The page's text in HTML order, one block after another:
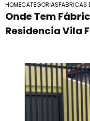
HOMECATEGORIASFABRICAS
Onde Tem
Residencia Vila